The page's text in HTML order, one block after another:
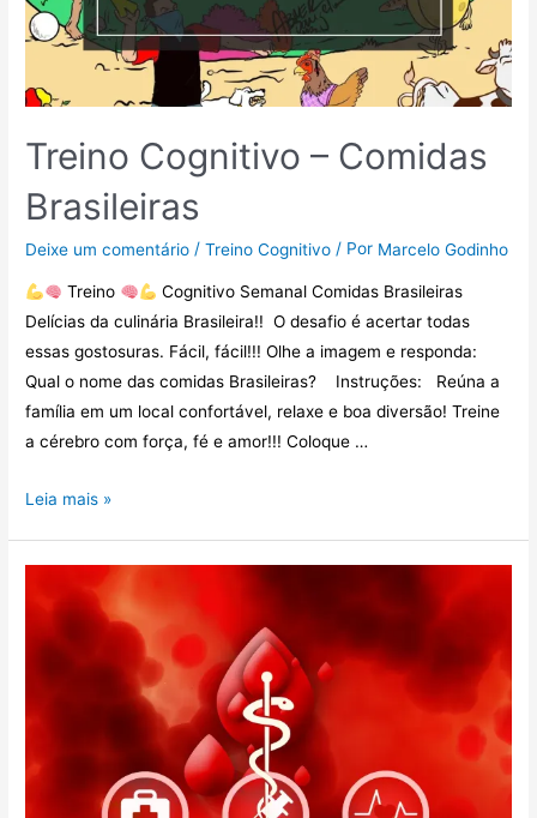
Treino Cognitivo – Comidas
Brasileiras
Deixe um comentário /Treino Cognitivo / Por Marcelo Godinho
Treino
Cognitivo Semanal Comidas Brasileiras
Delícias da culinária Brasileira!! O desafio é acertar todas
essas gostosuras. Fácil, fácil!!! Olhe a imagem e responda:
Qual o nome das comidas Brasileiras? Instruções: Reúna a
família em um local confortável, relaxe e boa diversão! Treine
a cérebro com força, fé e amor!!! Coloque …
Leia mais »